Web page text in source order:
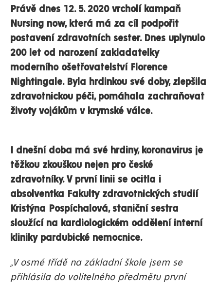
Právě dnes 12. 5. 2020 vrcholí kampaň
Nursing now, která má za cíl podpořit
postavení zdravotních sester. Dnes uplynulo
200 let od narození zakladatelky
moderního ošetřovatelství Florence
Nightingale. Byla hrdinkou své doby, zlepšila
zdravotnickou péči, pomáhala zachraňovat
životy vojákům v krymské válce.
I dnešní doba má své hrdiny, koronavirus je
těžkou zkouškou nejen pro české
zdravotníky. V první linii se ocitla i
absolventka Fakulty zdravotnických studií
Kristýna Pospíchalová, staniční sestra
sloužící na kardiologickém oddělení interní
kliniky pardubické nemocnice.
„V osmé třídě na základní škole jsem se
přihlásila do volitelného předmětu první